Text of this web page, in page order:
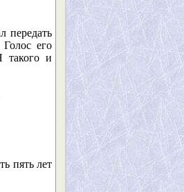
передать
его
такого и
пять лет